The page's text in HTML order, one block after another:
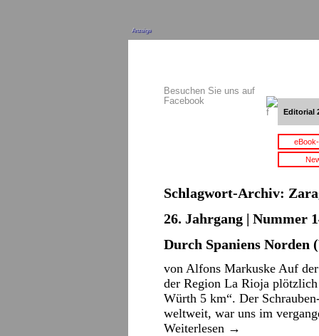
Anzeige
Besuchen Sie uns auf
Facebook
Editorial
Schlagwort-Archiv:
26. Jahrgang | Nummer
Durch Spaniens Norden
von Alfons Markuske Auf
der Region La Rioja
Würth 5 km“. Der
weltweit, war uns im
Weiterlesen →